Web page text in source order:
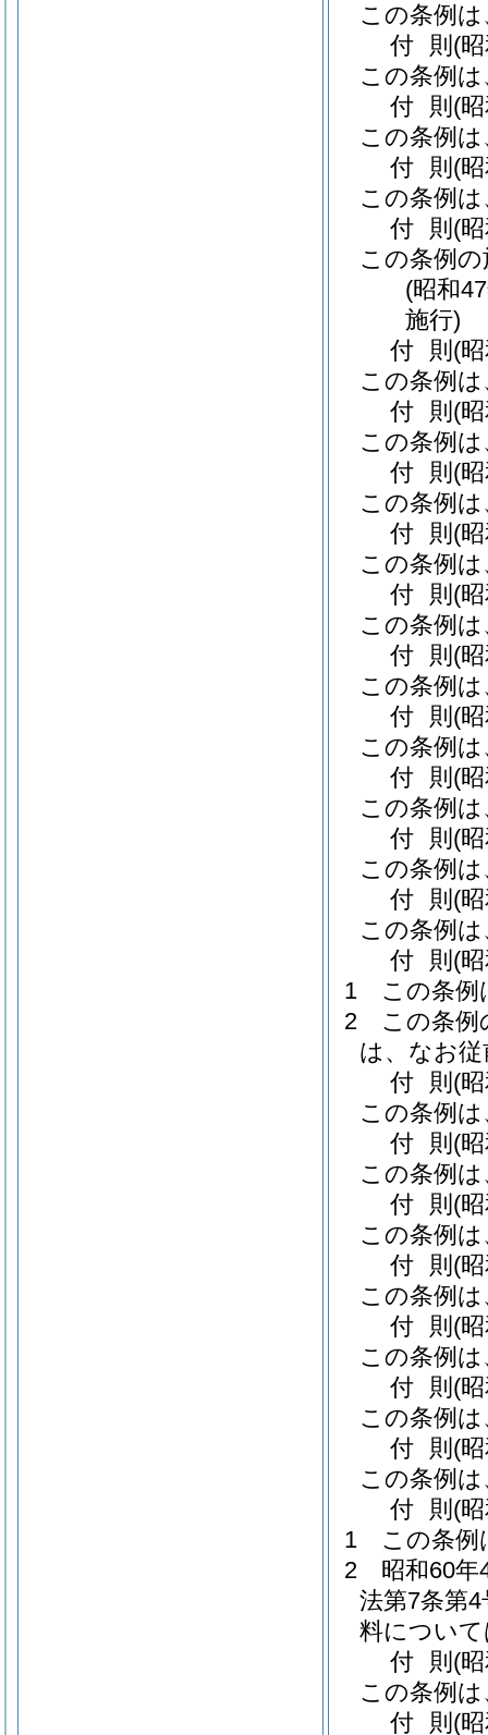
この条例
付 則 (
この条例
付 則 (
この条例
付 則 (
この条例
付 則 (
この条例
(昭和
施行)
付 則 (
この条例
付 則 (
この条例
付 則 (
この条例
付 則 (
この条例
付 則 (
この条例
付 則 (
この条例
付 則 (
この条例
付 則 (
この条例
付 則 (
この条例
付 則 (
この条例
付 則 (
1
この条例
2
この条
は、なお
付 則 (
この条例
付 則 (
この条例
付 則 (
この条例
付 則 (
この条例
付 則 (
この条例
付 則 (
この条例
付 則 (
この条例
付 則 (
1
この条例
2
昭和60
法第7条第
料につい
付 則 (
この条例
付 則 (